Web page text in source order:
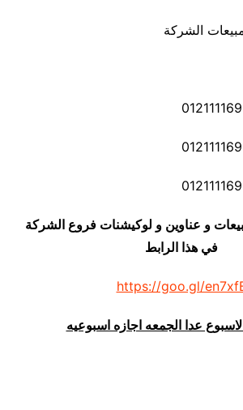
الشركة
و عناوين و لوكيشنات فروع الشركة
في هذا الرابط
https://goo.gl/
عدا الجمعه اجازه اسبوعيه